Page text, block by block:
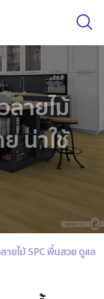
ลายไม้
น่าใช้
ายไม้ SPC พื้นสวย ดูแล